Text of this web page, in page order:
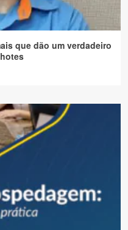
que dão um verdadeiro